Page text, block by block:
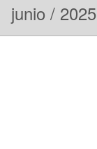
junio / 2025